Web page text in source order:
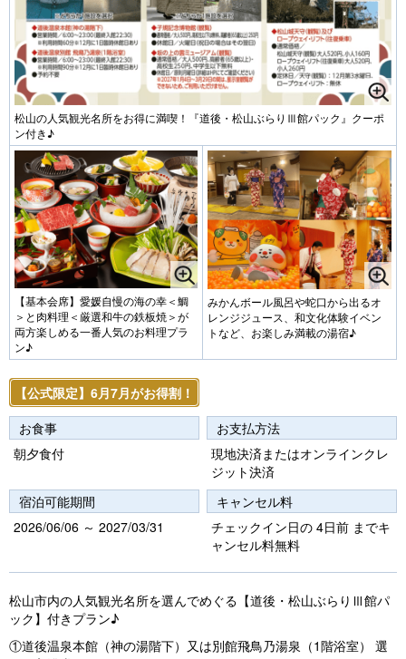
松山の人気観光名所をお得に満喫！『道後・松山ぶらりⅢ館パック』クーポ
ン付き♪
【基本会席】愛媛自慢の海の幸＜鯛
＞と肉料理＜厳選和牛の鉄板焼＞が
両方楽しめる一番人気のお料理プラ
ン♪
みかんボール風呂や蛇口から出るオ
レンジジュース、和文化体験イベン
トなど、お楽しみ満載の湯宿♪
【公式限定】6月7月がお得割！
お食事
朝夕食付
お支払方法
現地決済またはオンラインクレ
ジット決済
宿泊可能期間
2026/06/06 ～ 2027/03/31
キャンセル料
チェックイン日の 4日前 までキ
ャンセル料無料
松山市内の人気観光名所を選んでめぐる【道後・松山ぶらりⅢ館パ
ック】付きプラン♪
①道後温泉本館（神の湯階下）又は別館飛鳥乃湯泉（1階浴室） 選